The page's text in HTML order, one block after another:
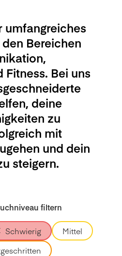
umfangreiches
Bereichen
Fitness. Bei uns
deine
zu
mit
und dein
steigern.
filtern
Schwierig
Mittel